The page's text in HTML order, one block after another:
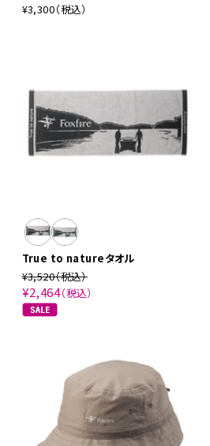
¥3,300（税込）
True to natureタオル
¥3,520（税込）
¥2,464（税込）